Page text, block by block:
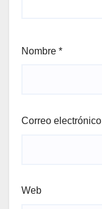
Nombre *
Correo electrónico
Web